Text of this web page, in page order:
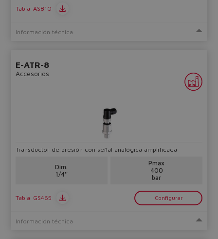
Tabla AS810
Información técnica
E-ATR-8
Accesorios
Transductor de presión con señal analógica amplificada
Dim.
1/4''
Pmax
400
bar
Tabla GS465 Configurar
Información técnica